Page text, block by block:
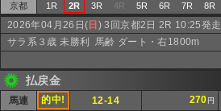
京都
1R 2R 3R 4R 5R 6R 7R 8R
2026年04月26日( 日 ) 3回京都2日 2R 10:25発走
サラ系３歳 未勝利 馬齢 ダート・右1800m
払戻金
馬連 的中! 12-14 270 円